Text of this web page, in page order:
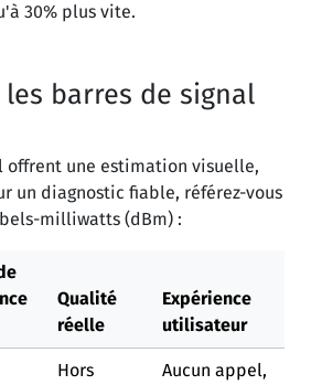
30% plus vite.
barres de signal
offrent une estimation visuelle,
un diagnostic fiable, référez-vous
milliwatts (dBm) :
Qualité
réelle
Expérience
utilisateur
Hors
Aucun appel,